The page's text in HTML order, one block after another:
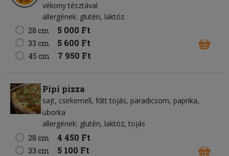
vékony tésztával
allergének: glutén, laktóz
28 cm
5 000 Ft
33 cm 5 600 Ft
45 cm 7 950 Ft
Pipi pizza
sajt csirkemell főtt tojás paradicsom paprika
uborka
allergének: glutén, laktóz, tojás
28 cm
4 450 Ft
33 cm 5 100 Ft